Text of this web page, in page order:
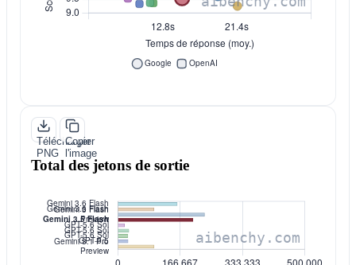
Télécharger
PNG
Copier
l'image
Total des jetons de sortie